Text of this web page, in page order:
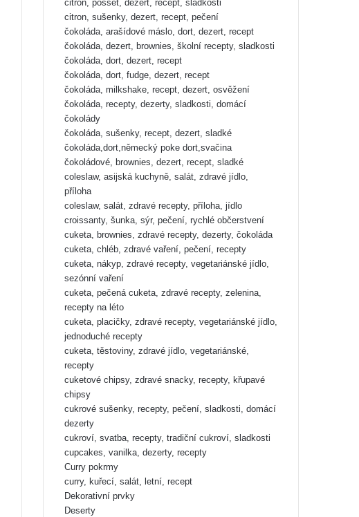
citron, posset, dezert, recept, sladkosti
citron, sušenky, dezert, recept, pečení
čokoláda, arašídové máslo, dort, dezert, recept
čokoláda, dezert, brownies, školní recepty, sladkosti
čokoláda, dort, dezert, recept
čokoláda, dort, fudge, dezert, recept
čokoláda, milkshake, recept, dezert, osvěžení
čokoláda, recepty, dezerty, sladkosti, domácí
čokolády
čokoláda, sušenky, recept, dezert, sladké
čokoláda,dort,německý poke dort,svačina
čokoládové, brownies, dezert, recept, sladké
coleslaw, asijská kuchyně, salát, zdravé jídlo,
příloha
coleslaw, salát, zdravé recepty, příloha, jídlo
croissanty, šunka, sýr, pečení, rychlé občerstvení
cuketa, brownies, zdravé recepty, dezerty, čokoláda
cuketa, chléb, zdravé vaření, pečení, recepty
cuketa, nákyp, zdravé recepty, vegetariánské jídlo,
sezónní vaření
cuketa, pečená cuketa, zdravé recepty, zelenina,
recepty na léto
cuketa, placičky, zdravé recepty, vegetariánské jídlo,
jednoduché recepty
cuketa, těstoviny, zdravé jídlo, vegetariánské,
recepty
cuketové chipsy, zdravé snacky, recepty, křupavé
chipsy
cukrové sušenky, recepty, pečení, sladkosti, domácí
dezerty
cukroví, svatba, recepty, tradiční cukroví, sladkosti
cupcakes, vanilka, dezerty, recepty
Curry pokrmy
curry, kuřecí, salát, letní, recept
Dekorativní prvky
Deserty